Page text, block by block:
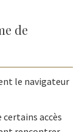
de
le navigateur
certains accès